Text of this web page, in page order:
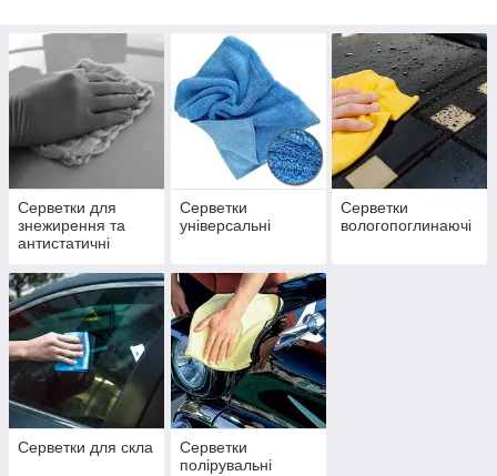
Серветки для
знежирення та
антистатичні
Серветки
універсальні
Серветки
вологопоглинаючі
Серветки для скла
Серветки
полірувальні